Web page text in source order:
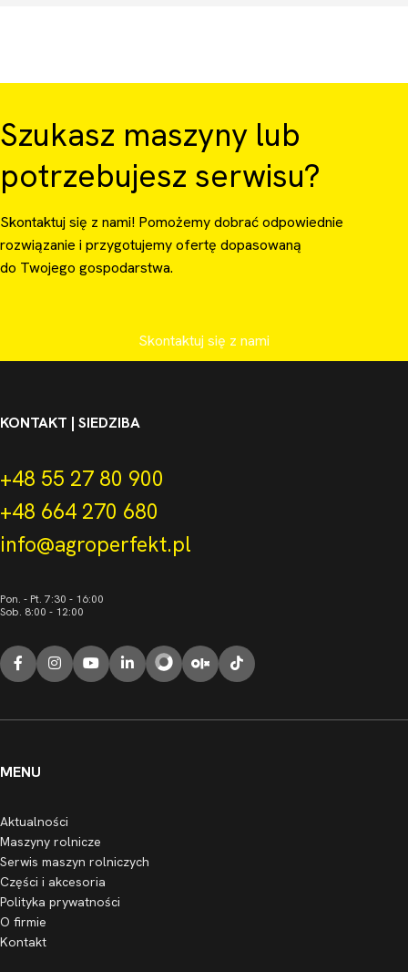
Szukasz maszyny lub
potrzebujesz serwisu?
Skontaktuj się z nami! Pomożemy dobrać odpowiednie
rozwiązanie i przygotujemy ofertę dopasowaną
do Twojego gospodarstwa.
Skontaktuj się z nami
KONTAKT | SIEDZIBA
+48 55 27 80 900
+48 664 270 680
info@agroperfekt.pl
Pon. - Pt. 7:30 - 16:00
Sob. 8:00 - 12:00
MENU
Aktualności
Maszyny rolnicze
Serwis maszyn rolniczych
Części i akcesoria
Polityka prywatności
O firmie
Kontakt